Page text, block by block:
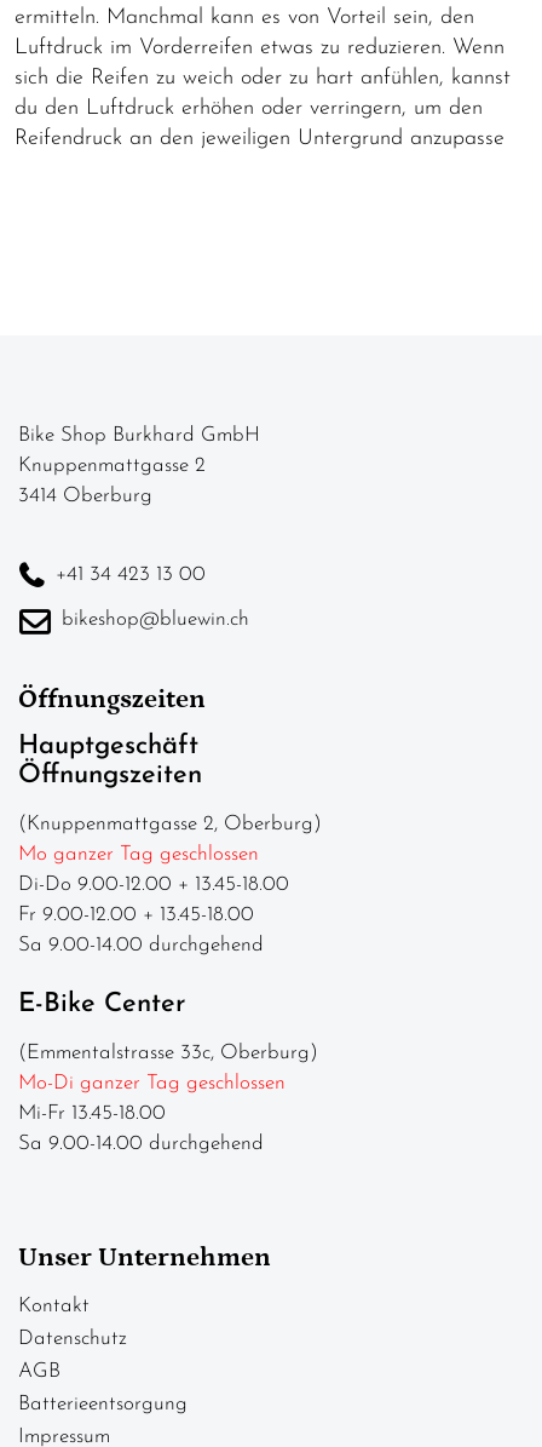
ermitteln. Manchmal kann es von Vorteil sein, den
Luftdruck im Vorderreifen etwas zu reduzieren. Wenn
sich die Reifen zu weich oder zu hart anfühlen, kannst
du den Luftdruck erhöhen oder verringern, um den
Reifendruck an den jeweiligen Untergrund anzupasse
Bike Shop Burkhard GmbH
Knuppenmattgasse 2
3414 Oberburg
+41 34 423 13 00
bikeshop@bluewin.ch
Öffnungszeiten
Hauptgeschäft
Öffnungszeiten
(Knuppenmattgasse 2, Oberburg)
Mo ganzer Tag geschlossen
Di-Do 9.00-12.00 + 13.45-18.00
Fr 9.00-12.00 + 13.45-18.00
Sa 9.00-14.00 durchgehend
E-Bike Center
(Emmentalstrasse 33c, Oberburg)
Mo-Di ganzer Tag geschlossen
Mi-Fr 13.45-18.00
Sa 9.00-14.00 durchgehend
Unser Unternehmen
Kontakt
Datenschutz
AGB
Batterieentsorgung
Impressum